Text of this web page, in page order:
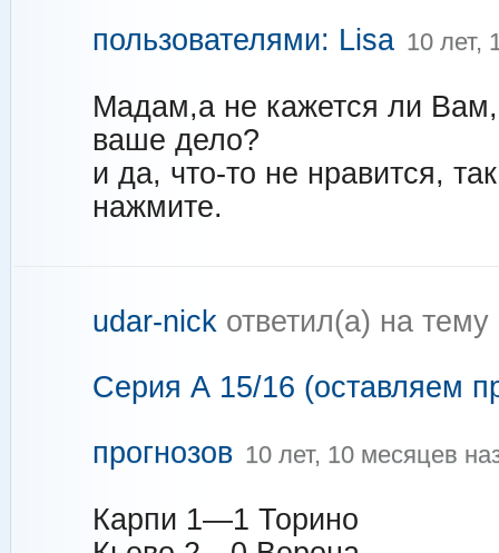
пользователями: Lisa 10 лет,
Мадам,а не кажется ли
ваше дело?
и да, что-то не нравится,
нажмите.
udar-nick ответил(а) на тему
Серия А 15/16 (оставляем
прогнозов 10 лет, 10 месяцев
Карпи 1—1 Торино